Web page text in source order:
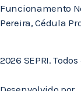
Funcionamento
Pereira, Cédula
2026 SEPRI.